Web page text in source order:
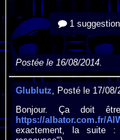
1 suggestion
Postée le 16/08/2014.
Glublutz , Posté le 17/
Bonjour. Ça doit
https://albator.com.fr/
exactement, la suite